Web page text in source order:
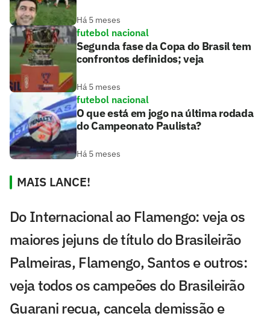
Há 5 meses
futebol nacional
Segunda fase da Copa do Brasil tem
confrontos definidos; veja
Há 5 meses
futebol nacional
O que está em jogo na última rodada
do Campeonato Paulista?
Há 5 meses
MAIS LANCE!
Do Internacional ao Flamengo: veja os
maiores jejuns de título do Brasileirão
Palmeiras, Flamengo, Santos e outros:
veja todos os campeões do Brasileirão
Guarani recua, cancela demissão e